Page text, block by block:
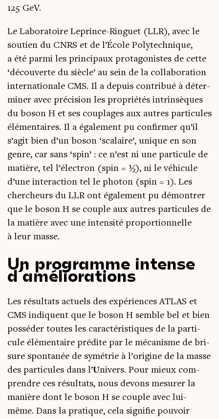
125 GeV.
Le Labo­ra­toire Leprince-Rin­guet (LLR), avec le
sou­tien du CNRS et de l’É­cole Poly­tech­nique,
a été par­mi les prin­ci­paux pro­ta­go­nistes de cette
‘décou­verte du siècle’ au sein de la col­la­bo­ra­tion
inter­na­tio­nale CMS. Il a depuis contri­bué à déter­
mi­ner avec pré­ci­sion les pro­prié­tés intrin­sèques
du boson H et ses cou­plages aux autres par­ti­cules
élé­men­taires. Il a éga­le­ment pu confir­mer qu’il
s’a­git bien d’un boson ‘sca­laire’, unique en son
genre, car sans ‘spin’ : ce n’est ni une par­ti­cule de
matière, tel l’élec­tron (spin = ½), ni le véhi­cule
d’une inter­ac­tion tel le pho­ton (spin = 1). Les
cher­cheurs du LLR ont éga­le­ment pu démon­trer
que le boson H se couple aux autres par­ti­cules de
la matière avec une inten­si­té pro­por­tion­nelle
à leur masse.
Un programme intense
d’améliorations
Les résul­tats actuels des expé­riences ATLAS et
CMS indiquent que le boson H semble bel et bien
pos­sé­der toutes les carac­té­ris­tiques de la par­ti­
cule élé­men­taire pré­dite par le méca­nisme de bri­
sure spon­ta­née de symé­trie à l’origine de la masse
des par­ti­cules dans l’Univers. Pour mieux com­
prendre ces résul­tats, nous devons mesu­rer la
manière dont le boson H se couple avec lui-
même. Dans la pra­tique, cela signi­fie pou­voir